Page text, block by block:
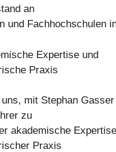
an
und Fachhochschulen
Expertise und
Praxis
mit Stephan
zu
akademische
Praxis